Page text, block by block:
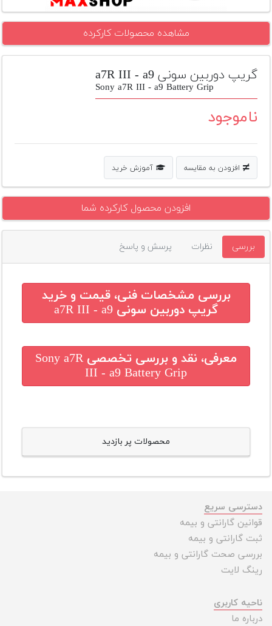
پلاس
افزودن
محصول
دست
دوم
دوربین
بله
مشاهده محصولات کارکرده
گریپ دوربین سونی a7R III - a9
Sony a7R III - a9 Battery Grip
ناموجود
افزودن به مقایسه آموزش خرید
افزودن محصول کارکرده شما
بررسی نظرات پرسش و پاسخ
بررسی مشخصات فنی، قیمت و خرید
گریپ دوربین سونی a7R III - a9
معرفی، نقد و بررسی تخصصیSony a7R
III - a9 Battery Grip
محصولات پر بازدید
دسترسی سریع
قوانین گارانتی و بیمه
ثبت گارانتی و بیمه
بررسی صحت گارانتی و بیمه
رینگ لایت
ناحیه کاربری
درباره ما